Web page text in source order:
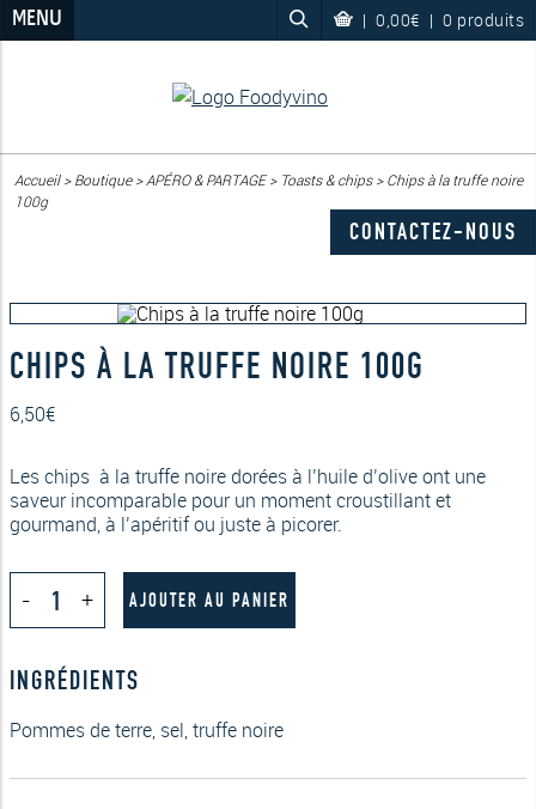
MENU | 0,00€ | 0 produits
Accueil>Boutique>APÉRO & PARTAGE> Toasts & chips>Chips à la truffe noire
100g
CONTACTEZ-NOUS
CHIPS À LA TRUFFE NOIRE 100G
6,50€
Les chips à la truffe noire dorées à l’huile d’olive ont une
saveur incomparable pour un moment croustillant et
gourmand, à l’apéritif ou juste à picorer.
-
quantité
de
Chips
truffe
noire
+ AJOUTER AU PANIER
INGRÉDIENTS
Pommes de terre, sel, truffe noire